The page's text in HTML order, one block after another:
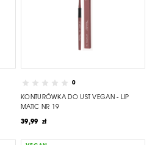
0
KONTURÓWKA DO UST VEGAN - LIP
MATIC NR 19
39,99 zł